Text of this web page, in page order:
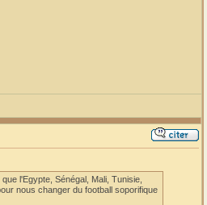
l'Egypte, Sénégal, Mali, Tunisie,
nous changer du football soporifique